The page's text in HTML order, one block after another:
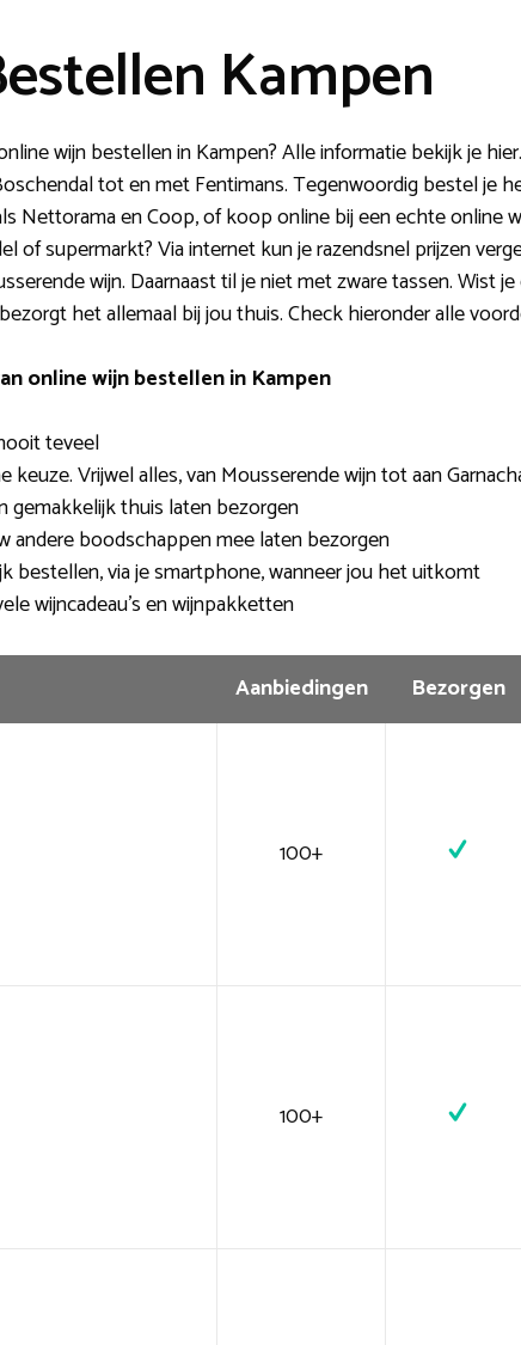
Kampen
wijn bestellen in Kampen? Alle informatie bekijk je
tot en met Fentimans. Tegenwoordig bestel je
Nettorama en Coop, of koop online bij een echte online
of supermarkt? Via internet kun je razendsnel prijzen
wijn. Daarnaast til je niet met zware tassen. Wist
het allemaal bij jou thuis. Check hieronder alle
online wijn bestellen in Kampen
teveel
keuze. Vrijwel alles, van Mousserende wijn tot aan
gemakkelijk thuis laten bezorgen
andere boodschappen mee laten bezorgen
bestellen, via je smartphone, wanneer jou het uitkomt
wijncadeau’s en wijnpakketten
Aanbiedingen Bezorgen
100+
100+